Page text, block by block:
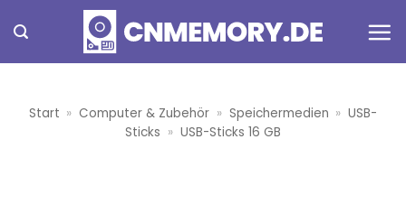
Inhalt
springen
Start » Computer & Zubehör » Speichermedien » USB-
Sticks » USB-Sticks 16 GB